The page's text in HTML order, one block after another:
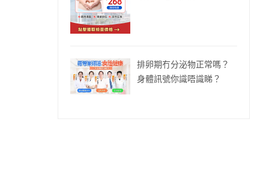
排卵期冇分泌物正常嗎？
身體訊號你識唔識睇？